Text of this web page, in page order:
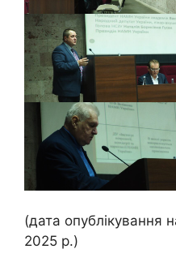
(дата опублікування
2025 р.)